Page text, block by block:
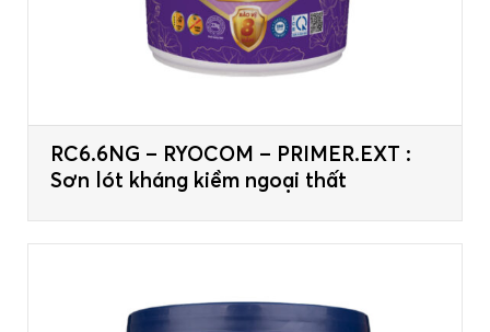
RC6.6NG – RYOCOM – PRIMER.EXT :
Sơn lót kháng kiềm ngoại thất